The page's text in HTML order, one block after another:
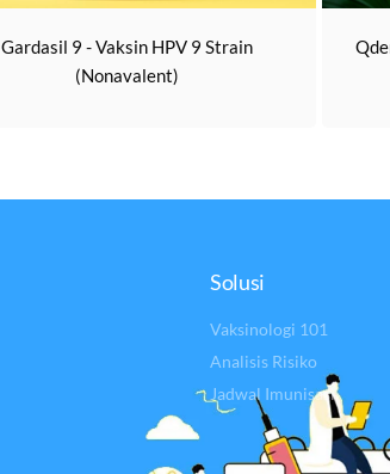
Gardasil 9 - Vaksin HPV 9 Strain
(Nonavalent)
Solusi
Vaksinologi 101
Analisis Risiko
Jadwal Imunisasi